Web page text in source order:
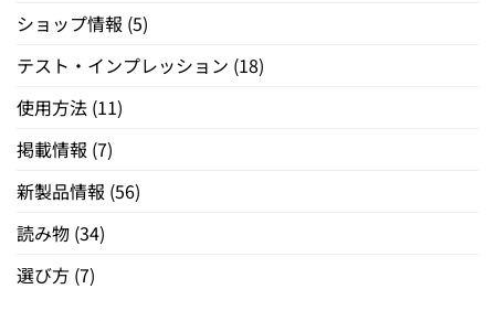
ショップ情報 (5)
テスト・インプレッション (18)
使用方法 (11)
掲載情報 (7)
新製品情報 (56)
読み物 (34)
選び方 (7)